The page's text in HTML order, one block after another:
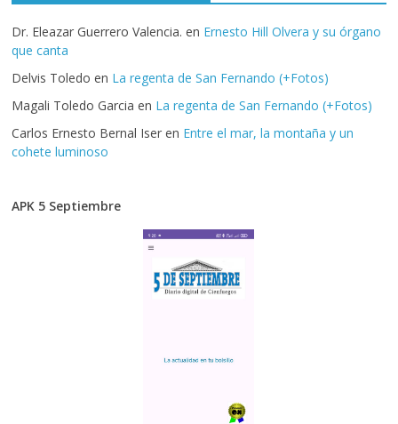
Dr. Eleazar Guerrero Valencia. en Ernesto Hill Olvera y su órgano
que canta
Delvis Toledo en La regenta de San Fernando (+Fotos)
Magali Toledo Garcia en La regenta de San Fernando (+Fotos)
Carlos Ernesto Bernal Iser en Entre el mar, la montaña y un
cohete luminoso
APK 5 Septiembre